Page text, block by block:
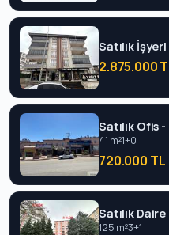
Satılık
2.875.000
Satılık Ofis
41 m²1+0
720.000 TL
Satılık
125 m²3+1